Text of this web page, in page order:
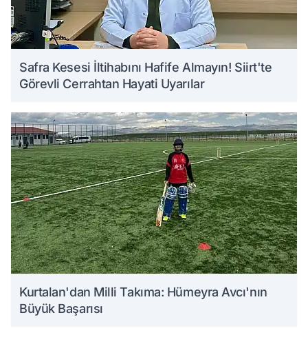
Safra Kesesi İltihabını Hafife Almayın! Siirt'te
Görevli Cerrahtan Hayati Uyarılar
Kurtalan'dan Milli Takıma: Hümeyra Avcı'nın
Büyük Başarısı